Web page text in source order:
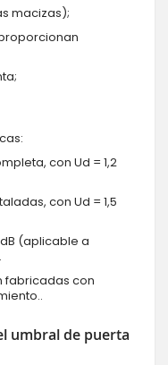
macizas);
con Ud = 1,2
con Ud = 1,5
(aplicable a
fabricadas con
umbral de puerta